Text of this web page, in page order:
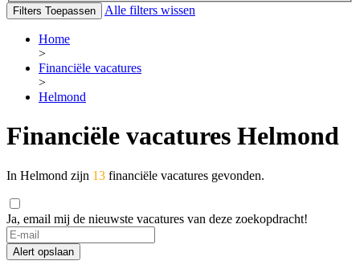
Filters Toepassen Alle filters wissen
Home
>
Financiële vacatures
>
Helmond
Financiële vacatures Helmond
In Helmond zijn 13 financiële vacatures gevonden.
Ja, email mij de nieuwste vacatures van deze zoekopdracht!
Alert opslaan